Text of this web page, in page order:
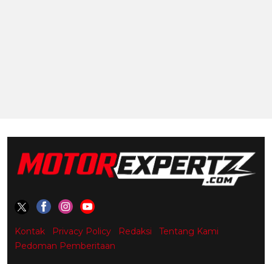
Kontak Privacy Policy Redaksi
Tentang Kami
Pedoman Pemberitaan